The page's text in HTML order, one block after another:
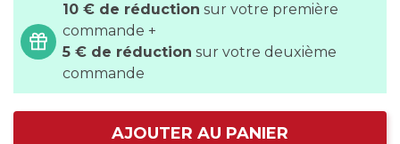
10 € de réduction sur votre première
commande +
5 € de réduction sur votre deuxième
commande
AJOUTER AU PANIER